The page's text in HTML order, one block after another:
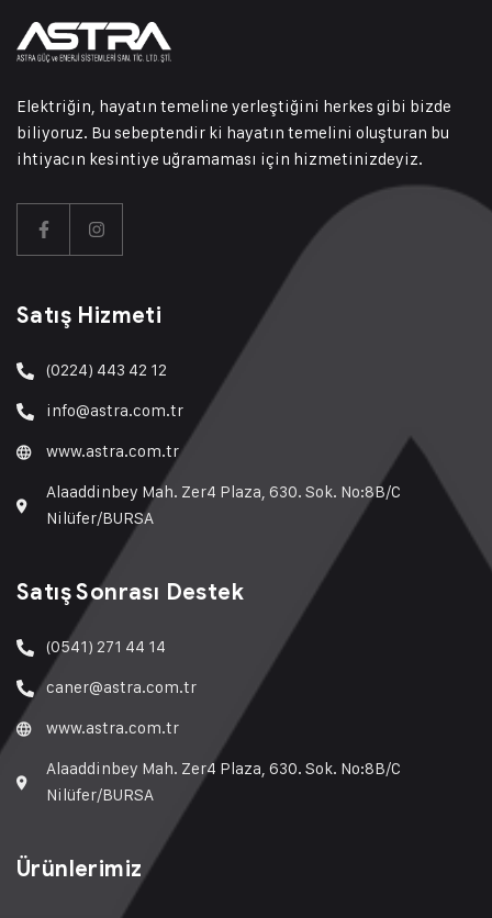
Elektriğin, hayatın temeline yerleştiğini herkes gibi bizde
biliyoruz. Bu sebeptendir ki hayatın temelini oluşturan bu
ihtiyacın kesintiye uğramaması için hizmetinizdeyiz.
Satış Hizmeti
(0224) 443 42 12
info@astra.com.tr
www.astra.com.tr
Alaaddinbey Mah. Zer4 Plaza, 630. Sok. No:8B/C
Nilüfer/BURSA
Satış Sonrası Destek
(0541) 271 44 14
caner@astra.com.tr
www.astra.com.tr
Alaaddinbey Mah. Zer4 Plaza, 630. Sok. No:8B/C
Nilüfer/BURSA
Ürünlerimiz